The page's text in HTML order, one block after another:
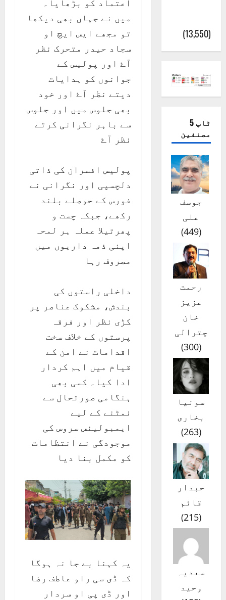
میں نے جہاں بھی دیکھا
تو مجھے ایس ایچ او
سجاد حیدر متحرک نظر
آۓ اور پولیس کے
جوانوں کو ہدایات
دیتے نظر آۓ اور خود
بھی جلوس میں اور جلوس
سے باہر نگرانی کرتے
نظر آۓ
پولیس افسران کی ذاتی
دلچسپی اور نگرانی نے
فورس کے حوصلے بلند
رکھے، جبکہ چست و
پھرتیلا عملہ ہر لمحہ
اپنی ذمہ داریوں میں
مصروف رہا
داخلی راستوں کی
بندش، مشکوک عناصر پر
کڑی نظر اور فرقہ
پرستوں کے خلاف سخت
اقدامات نے امن کے
قیام میں اہم کردار
ادا کیا۔ کسی بھی
ہنگامی صورتحال سے
نمٹنے کے لیے
ایمبولینس سروس کی
موجودگی نے انتظامات
کو مکمل بنا دیا
یہ کہنا بے جا نہ ہوگا
کہ ڈی سی راو عاطف رضا
اور ڈی پی او سردار
(13,550)
ٹاپ 5
مصنفین
جوسف
علی
(
449
)
رحمت
عزیز
خان
چترالی
(
300
)
سونیا
بخاری
(
263
)
حبدار
قائم
(
215
)
سعدیہ
وحید